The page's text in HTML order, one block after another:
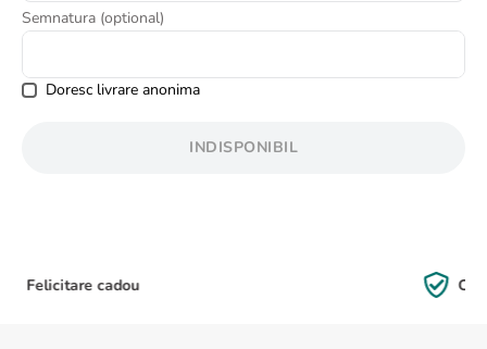
Semnatura (optional)
Doresc livrare anonima
INDISPONIBIL
10. ranunculus